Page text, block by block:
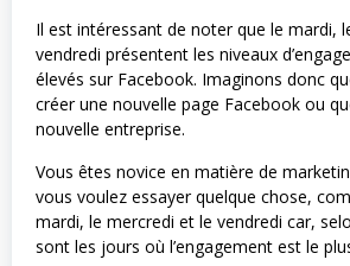
Il est intéressant de noter que le mardi,
vendredi présentent les niveaux
élevés sur Facebook. Imaginons donc
créer une nouvelle page Facebook ou
nouvelle entreprise.
Vous êtes novice en matière de
vous voulez essayer quelque chose,
mardi, le mercredi et le vendredi car,
sont les jours où l’engagement est le